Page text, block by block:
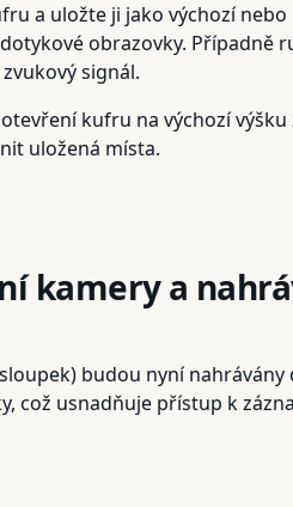
a uložte ji jako výchozí
obrazovky.
signál.
kufru na výchozí
uložená místa.
kamery a
budou nyní
což usnadňuje přístup k